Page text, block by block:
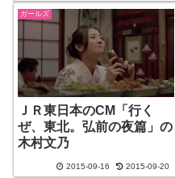
ガールズ
ＪＲ東日本のCM「行く
ぜ、東北。弘前の夜篇」の
木村文乃
2015-09-16 2015-09-20